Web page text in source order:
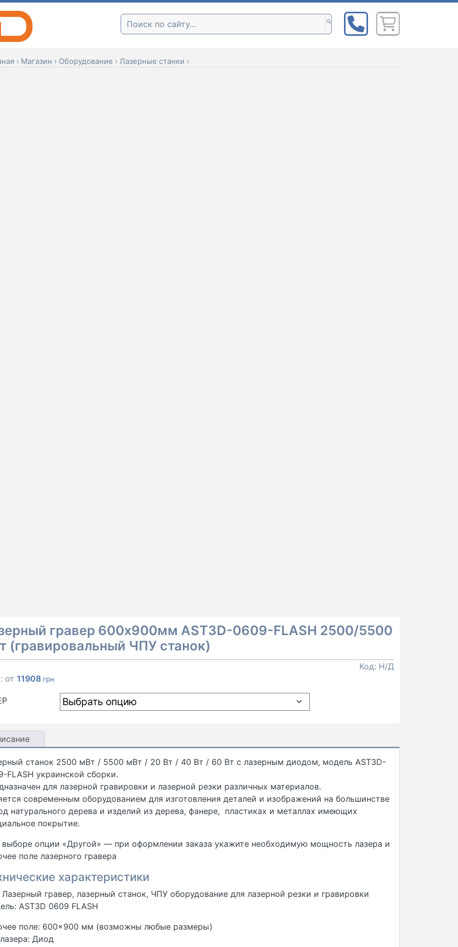
Поиск:
› Магазин › Оборудование › Лазерные станки ›
гравер 600х900мм AST3D-0609-FLASH 2500/5500
(гравировальный ЧПУ станок)
Код: Н/Д
от11908 грн
станок 2500 мВт / 5500 мВт / 20 Вт / 40 Вт / 60 Вт с лазерным диодом, модель AST3D-
FLASH украинской сборки.
для лазерной гравировки и лазерной резки различных материалов.
современным оборудованием для изготовления деталей и изображений на большинстве
натурального дерева и изделий из дерева, фанере, пластиках и металлах имеющих
покрытие.
опции «Другой» — при оформлении заказа укажите необходимую мощность лазера и
поле лазерного гравера
характеристики
Лазерный гравер, лазерный станок, ЧПУ оборудование для лазерной резки и гравировки
AST3D 0609 FLASH
поле: 600×900 мм (возможны любые размеры)
Диод